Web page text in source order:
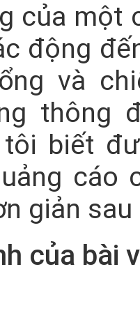
của một
động
và
thông
tôi biết
cáo
giản sau
của bài